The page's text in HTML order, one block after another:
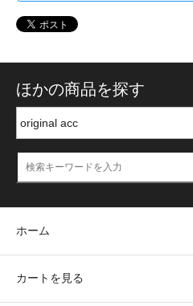
ほかの商品を探す
ホーム
カートを見る